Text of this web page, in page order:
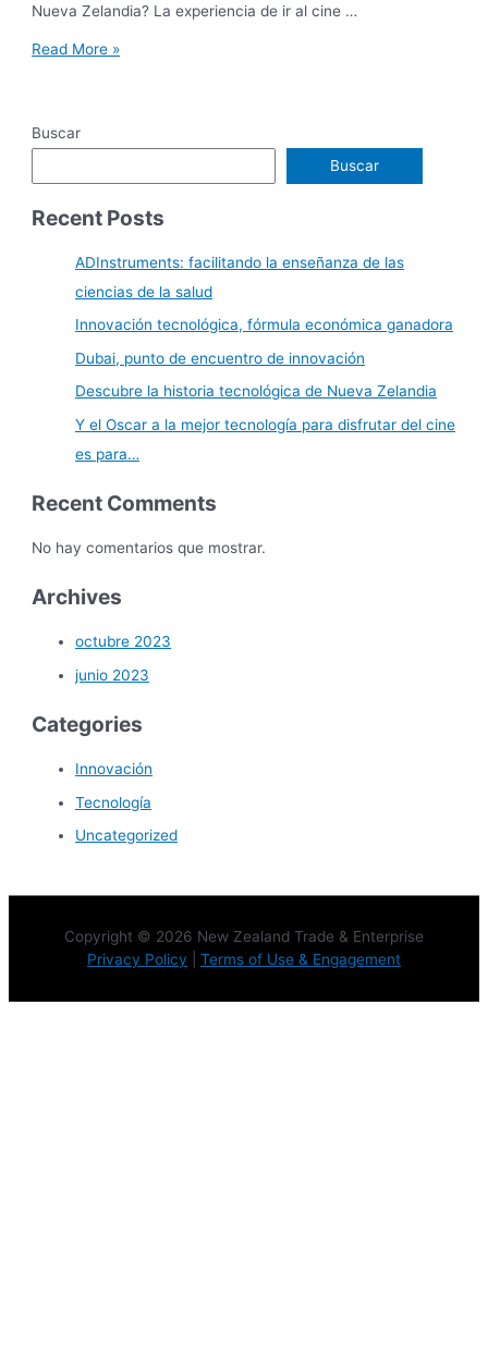
Nueva Zelandia? La experiencia de ir al cine …
Read More »
Buscar
Buscar
Recent Posts
ADInstruments: facilitando la enseñanza de las
ciencias de la salud
Innovación tecnológica, fórmula económica ganadora
Dubai, punto de encuentro de innovación
Descubre la historia tecnológica de Nueva Zelandia
Y el Oscar a la mejor tecnología para disfrutar del cine
es para…
Recent Comments
No hay comentarios que mostrar.
Archives
octubre 2023
junio 2023
Categories
Innovación
Tecnología
Uncategorized
Copyright © 2026 New Zealand Trade & Enterprise
Privacy Policy
Terms of Use & Engagement